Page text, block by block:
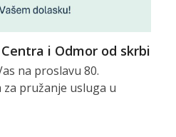
i Odmor od skrbi
na proslavu 80.
za pružanje usluga u